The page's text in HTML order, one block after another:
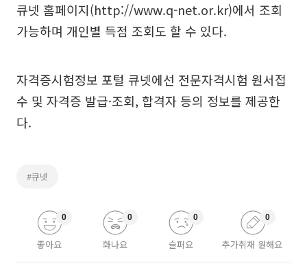
큐넷 홈페이지(http://www.q-net.or.kr)에서 조회
가능하며 개인별 득점 조회도 할 수 있다.
자격증시험정보 포털 큐넷에선 전문자격시험 원서접
수 및 자격증 발급·조회, 합격자 등의 정보를 제공한
다.
#큐넷
좋아요
0
화나요
0
슬퍼요
0
추가취재 원해요
0